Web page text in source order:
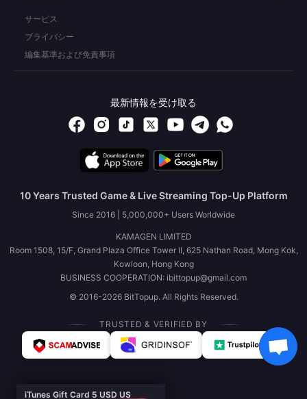
iTunes Gift Card 5 USD US
サービス
プライバシー
編集基準および免責事項
最新情報を受け取る
10 Years Trusted Game & Live Streaming Top-Up Platform
Since 2016 | 5,000,000+ Users Worldwide
KAMAGEN LIMITED
Room 1508, 15/F, Grand Plaza Office Tower II, 625 Nathan Road, Mong Kok,
Kowloon, Hong Kong
BUSINESS COOPERATION: ibittopup@gmail.com
© 2016-2026 BitTopup. All Rights Reserved.
TRUSTED & VERIFIED BY